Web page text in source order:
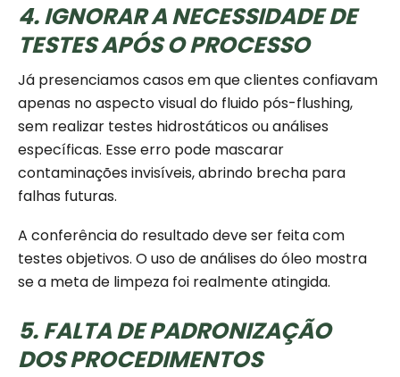
4. IGNORAR A NECESSIDADE DE
TESTES APÓS O PROCESSO
Já presenciamos casos em que clientes confiavam
apenas no aspecto visual do fluido pós-flushing,
sem realizar testes hidrostáticos ou análises
específicas. Esse erro pode mascarar
contaminações invisíveis, abrindo brecha para
falhas futuras.
A conferência do resultado deve ser feita com
testes objetivos. O uso de análises do óleo mostra
se a meta de limpeza foi realmente atingida.
5. FALTA DE PADRONIZAÇÃO
DOS PROCEDIMENTOS